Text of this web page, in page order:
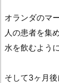
オランダのマ
人の患者を集
水を飲むよう
そして3ヶ月